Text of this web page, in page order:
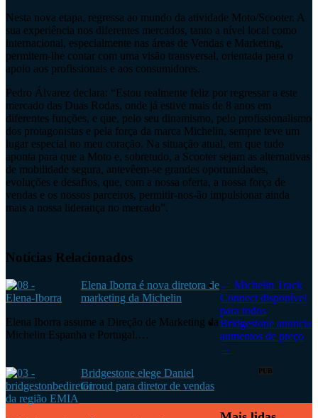
Nesta nova etapa, regressa ao mundo da atividade Moto/Scooter. A
sua experiência nos diferentes mercados, tanto a nível local como
internacional, especialmente nas áreas de Vendas e Marketing,
permitem-lhe contar com uma visão transversal, orientada para o
apoio aos profissionais e aos consumidores.
Pedro Álvarez declara: “Estou realmente feliz por regressar a este
mercado das Duas Rodas, onde já estive mais de 8 anos em
diferentes funções, e que, pelo seu dinamismo, pelo profissionalismo
dos protagonistas e pela força da marca Michelin, sempre teve um
lugar especial no meu coração. Na situação atual, em que tudo
aponta para que a Moto e, sobretudo, a Scooter sejam as alternativas
de mobilidade segura, antevêem-se grandes oportunidades,
evoluções e desafios, que, com a nossa oferta, a nossa força de
vendas e os nossos parceiros, permitir-nos-ão impulsionar ainda
mais a nossa liderança no mercado”.
Notícias Relacionados
Elena Iborra é nova diretora de
marketing da Michelin
Elena Iborra assume a Direção de Marketing da
Michelin Espanha e Portugal.…
Bridgestone elege Daniel
Giroud para diretor de vendas
da região EMIA
← Michelin Track
Connect disponível
para todos
Bridgestone anuncia
aumentos de preço
→
PUB